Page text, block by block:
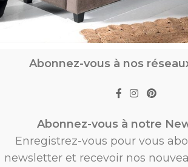
Abonnez-vous à nos
Abonnez-vous à notre
Enregistrez-vous pour vous
newsletter et recevoir nos